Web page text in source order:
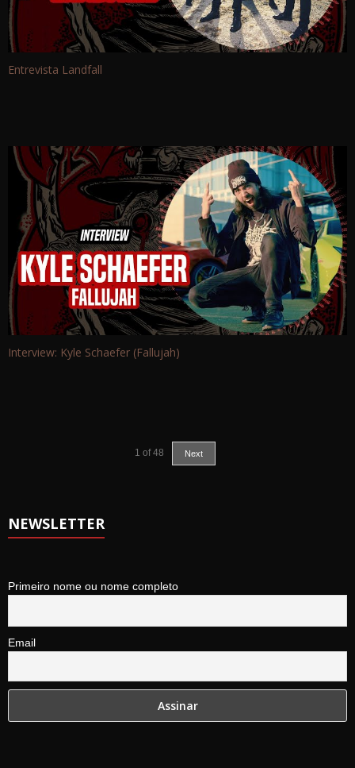
Entrevista Landfall
Interview: Kyle Schaefer (Fallujah)
1 of 48 Next
NEWSLETTER
Primeiro nome ou nome completo
Email